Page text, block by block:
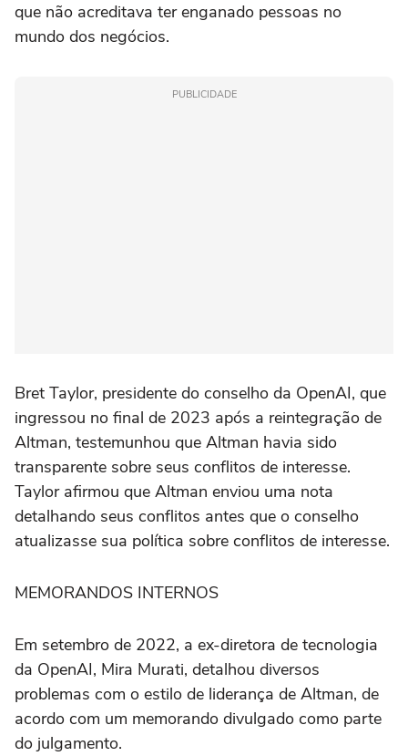
que não acreditava ter enganado pessoas no
mundo dos negócios.
PUBLICIDADE
Bret Taylor, presidente do conselho da OpenAI, que
ingressou no ⁠final de 2023 após a reintegração de
Altman, testemunhou que Altman havia sido
transparente sobre seus conflitos de interesse.
Taylor afirmou que Altman enviou uma nota
detalhando seus conflitos antes que o conselho
atualizasse sua política sobre conflitos de interesse.
MEMORANDOS INTERNOS
Em setembro de 2022, a ex-diretora de tecnologia
da OpenAI, Mira Murati, detalhou diversos
problemas com o estilo de liderança de Altman, de
acordo com um memorando divulgado como parte
do julgamento.